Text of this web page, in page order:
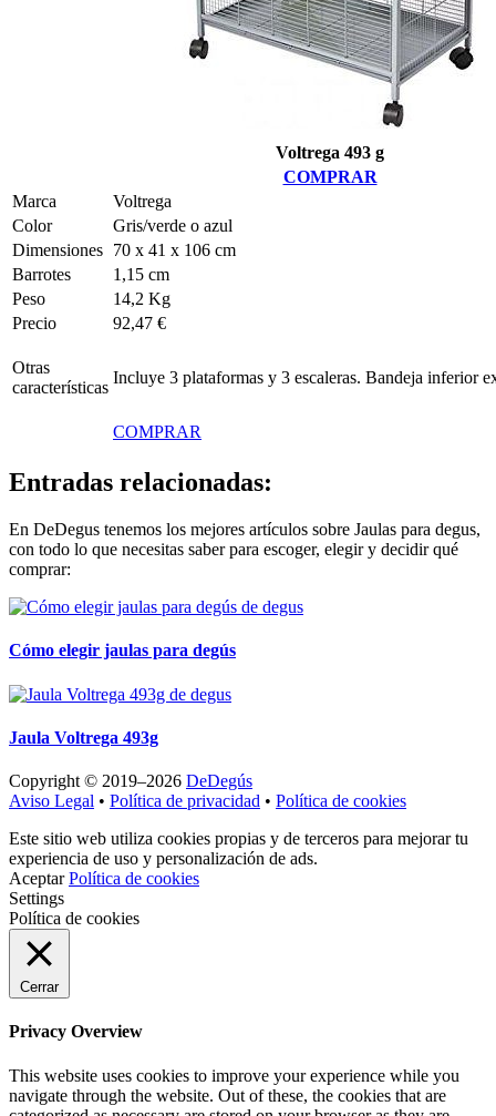
Voltrega 493 g
COMPRAR
Marca
Voltrega
Color
Gris/verde o azul
Dimensiones 70 x 41 x 106 cm
Barrotes
1,15 cm
Peso
14,2 Kg
Precio
92,47 €
Otras
características
Incluye 3 plataformas y 3 escaleras. Bandeja inferior
COMPRAR
Entradas relacionadas:
En DeDegus tenemos los mejores artículos sobre Jaulas para degus,
con todo lo que necesitas saber para escoger, elegir y decidir qué
comprar:
Cómo elegir jaulas para degús
Jaula Voltrega 493g
Copyright © 2019–2026 DeDegús
Aviso Legal • Política de privacidad • Política de cookies
Este sitio web utiliza cookies propias y de terceros para mejorar tu
experiencia de uso y personalización de ads.
Aceptar Política de cookies
Settings
Política de cookies
Cerrar
Privacy Overview
This website uses cookies to improve your experience while you
navigate through the website. Out of these, the cookies that are